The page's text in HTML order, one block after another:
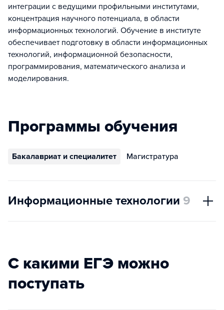
интеграции с ведущими профильными институтами,
концентрация научного потенциала, в области
информационных технологий. Обучение в институте
обеспечивает подготовку в области информационных
технологий, информационной безопасности,
программирования, математического анализа и
моделирования.
Программы обучения
Бакалавриат и специалитет Магистратура
Информационные технологии 9
С какими ЕГЭ можно
поступать